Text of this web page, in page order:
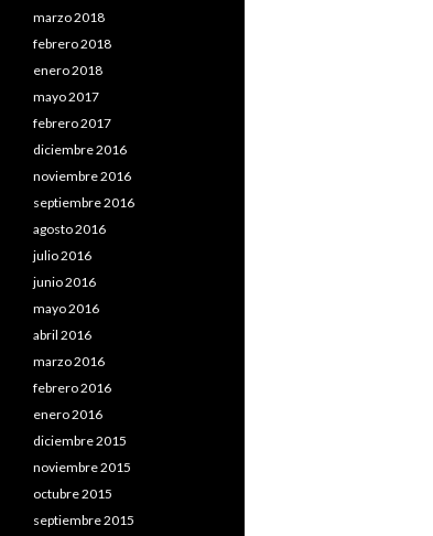
marzo 2018
febrero 2018
enero 2018
mayo 2017
febrero 2017
diciembre 2016
noviembre 2016
septiembre 2016
agosto 2016
julio 2016
junio 2016
mayo 2016
abril 2016
marzo 2016
febrero 2016
enero 2016
diciembre 2015
noviembre 2015
octubre 2015
septiembre 2015